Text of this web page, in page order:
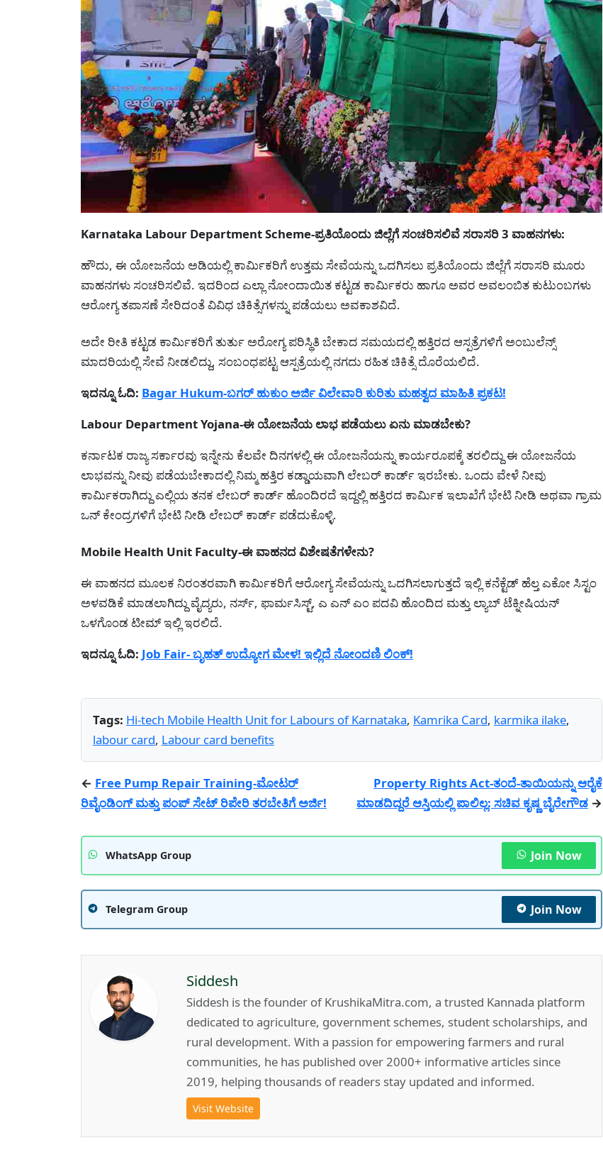
Karnataka Labour Department Scheme-ಪ್ರತಿಯೊಂದು ಜಿಲ್ಲೆಗೆ ಸಂಚರಿಸಲಿವೆ ಸರಾಸರಿ 3 ವಾಹನಗಳು:
ಹೌದು, ಈ ಯೋಜನೆಯ ಅಡಿಯಲ್ಲಿ ಕಾರ್ಮಿಕರಿಗೆ ಉತ್ತಮ ಸೇವೆಯನ್ನು ಒದಗಿಸಲು ಪ್ರತಿಯೊಂದು ಜಿಲ್ಲೆಗೆ ಸರಾಸರಿ ಮೂರು
ವಾಹನಗಳು ಸಂಚರಿಸಲಿವೆ. ಇದರಿಂದ ಎಲ್ಲಾ ನೋಂದಾಯಿತ ಕಟ್ಟಡ ಕಾರ್ಮಿಕರು ಹಾಗೂ ಅವರ ಅವಲಂಬಿತ ಕುಟುಂಬಗಳು
ಆರೋಗ್ಯ ತಪಾಸಣೆ ಸೇರಿದಂತೆ ವಿವಿಧ ಚಿಕಿತ್ಸೆಗಳನ್ನು ಪಡೆಯಲು ಅವಕಾಶವಿದೆ.
ಅದೇ ರೀತಿ ಕಟ್ಟಡ ಕಾರ್ಮಿಕರಿಗೆ ತುರ್ತು ಅರೋಗ್ಯ ಪರಿಸ್ಥಿತಿ ಬೇಕಾದ ಸಮಯದಲ್ಲಿ ಹತ್ತಿರದ ಆಸ್ಪತ್ರೆಗಳಿಗೆ ಅಂಬುಲೆನ್ಸ್
ಮಾದರಿಯಲ್ಲಿ ಸೇವೆ ನೀಡಲಿದ್ದು, ಸಂಬಂಧಪಟ್ಟ ಆಸ್ಪತ್ರೆಯಲ್ಲಿ ನಗದು ರಹಿತ ಚಿಕಿತ್ಸೆ ದೊರೆಯಲಿದೆ.
ಇದನ್ನೂ ಓದಿ: Bagar Hukum-ಬಗರ್ ಹುಕುಂ ಅರ್ಜಿ ವಿಲೇವಾರಿ ಕುರಿತು ಮಹತ್ವದ ಮಾಹಿತಿ ಪ್ರಕಟ!
Labour Department Yojana-ಈ ಯೋಜನೆಯ ಲಾಭ ಪಡೆಯಲು ಏನು ಮಾಡಬೇಕು?
ಕರ್ನಾಟಕ ರಾಜ್ಯ ಸರ್ಕಾರವು ಇನ್ನೇನು ಕೆಲವೇ ದಿನಗಳಲ್ಲಿ ಈ ಯೋಜನೆಯನ್ನು ಕಾರ್ಯರೂಪಕ್ಕೆ ತರಲಿದ್ದು ಈ ಯೋಜನೆಯ
ಲಾಭವನ್ನು ನೀವು ಪಡೆಯಬೇಕಾದಲ್ಲಿ ನಿಮ್ಮ ಹತ್ತಿರ ಕಡ್ಡಾಯವಾಗಿ ಲೇಬರ್ ಕಾರ್ಡ್ ಇರಬೇಕು. ಒಂದು ವೇಳೆ ನೀವು
ಕಾರ್ಮಿಕರಾಗಿದ್ದು ಎಲ್ಲಿಯ ತನಕ ಲೇಬರ್ ಕಾರ್ಡ್ ಹೊಂದಿರದೆ ಇದ್ದಲ್ಲಿ ಹತ್ತಿರದ ಕಾರ್ಮಿಕ ಇಲಾಖೆಗೆ ಭೇಟಿ ನೀಡಿ ಅಥವಾ ಗ್ರಾಮ
ಒನ್ ಕೇಂದ್ರಗಳಿಗೆ ಭೇಟಿ ನೀಡಿ ಲೇಬರ್ ಕಾರ್ಡ್ ಪಡೆದುಕೊಳ್ಳಿ.
Mobile Health Unit Faculty-ಈ ವಾಹನದ ವಿಶೇಷತೆಗಳೇನು?
ಈ ವಾಹನದ ಮೂಲಕ ನಿರಂತರವಾಗಿ ಕಾರ್ಮಿಕರಿಗೆ ಆರೋಗ್ಯ ಸೇವೆಯನ್ನು ಒದಗಿಸಲಾಗುತ್ತದೆ ಇಲ್ಲಿ ಕನೆಕ್ಟೆಡ್ ಹೆಲ್ತ ಎಕೋ ಸಿಸ್ಟಂ
ಅಳವಡಿಕೆ ಮಾಡಲಾಗಿದ್ದು ವೈದ್ಯರು, ನರ್ಸ್, ಫಾರ್ಮಸಿಸ್ಟ್, ಎ ಎನ್ ಎಂ ಪದವಿ ಹೊಂದಿದ ಮತ್ತು ಲ್ಯಾಬ್ ಟೆಕ್ನೀಷಿಯನ್
ಒಳಗೊಂಡ ಟೀಮ್ ಇಲ್ಲಿ ಇರಲಿದೆ.
ಇದನ್ನೂ ಓದಿ: Job Fair- ಬೃಹತ್ ಉದ್ಯೋಗ ಮೇಳ! ಇಲ್ಲಿದೆ ನೋಂದಣಿ ಲಿಂಕ್!
Tags: Hi-tech Mobile Health Unit for Labours of Karnataka, Kamrika Card, karmika ilake,
labour card, Labour card benefits
← Free Pump Repair Training-ಮೋಟರ್
ರಿವೈಂಡಿಂಗ್ ಮತ್ತು ಪಂಪ್ ಸೇಟ್ ರಿಪೇರಿ ತರಬೇತಿಗೆ ಅರ್ಜಿ!
Property Rights Act-ತಂದೆ-ತಾಯಿಯನ್ನು ಆರೈಕೆ
ಮಾಡದಿದ್ದರೆ ಆಸ್ತಿಯಲ್ಲಿ ಪಾಲಿಲ್ಲ: ಸಚಿವ ಕೃಷ್ಣ ಬೈರೇಗೌಡ →
WhatsApp Group Join Now
Telegram Group Join Now
Siddesh
Siddesh is the founder of KrushikaMitra.com, a trusted Kannada platform
dedicated to agriculture, government schemes, student scholarships, and
rural development. With a passion for empowering farmers and rural
communities, he has published over 2000+ informative articles since
2019, helping thousands of readers stay updated and informed.
Visit Website